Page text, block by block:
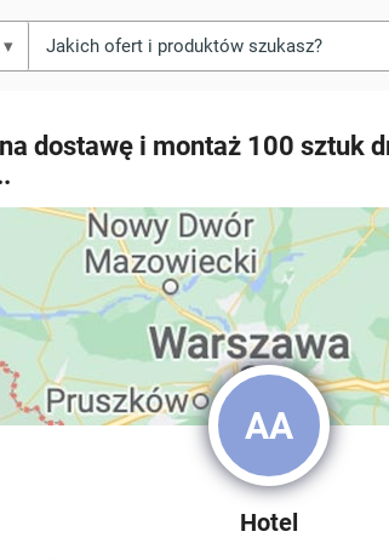
▾
dostawę i montaż 100 sztuk
AA
Hotel